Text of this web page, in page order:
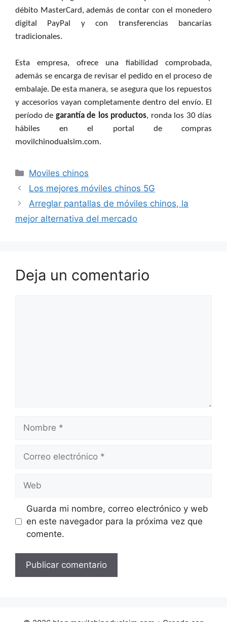
débito MasterCard, además de contar con el monedero
digital PayPal y con transferencias bancarias
tradicionales.
Esta empresa, ofrece una fiabilidad comprobada,
además se encarga de revisar el pedido en el proceso de
embalaje. De esta manera, se asegura que los repuestos
y accesorios vayan completamente dentro del envío. El
período de garantía de los productos, ronda los 30 días
hábiles en el portal de compras
movilchinodualsim.com.
Categorías
Moviles chinos
Los mejores móviles chinos 5G
Arreglar pantallas de móviles chinos, la
mejor alternativa del mercado
Deja un comentario
electrónico
Guarda mi nombre, correo electrónico y web
en este navegador para la próxima vez que
comente.